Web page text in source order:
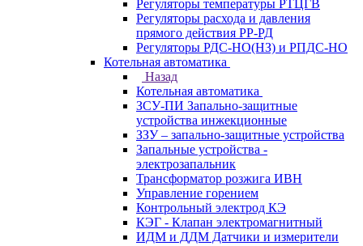
Регуляторы температуры РТЦГВ
Регуляторы расхода и давления
прямого действия РР-РД
Регуляторы РДС-НО(НЗ) и РПДС-НО
Котельная автоматика
Назад
Котельная автоматика
ЗСУ-ПИ Запально-защитные
устройства инжекционные
ЗЗУ – запально-защитные устройства
Запальные устройства -
электрозапальник
Трансформатор розжига ИВН
Управление горением
Контрольный электрод КЭ
КЭГ - Клапан электромагнитный
ИДМ и ДДМ Датчики и измерители